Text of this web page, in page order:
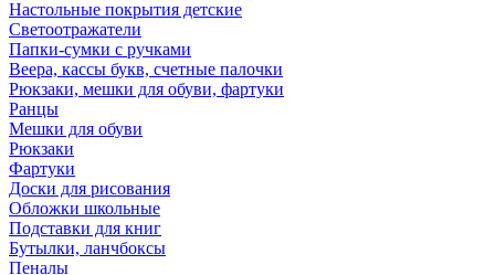
Настольные покрытия детские
Светоотражатели
Папки-сумки с ручками
Веера, кассы букв, счетные палочки
Рюкзаки, мешки для обуви, фартуки
Ранцы
Мешки для обуви
Рюкзаки
Фартуки
Доски для рисования
Обложки школьные
Подставки для книг
Бутылки, ланчбоксы
Пеналы